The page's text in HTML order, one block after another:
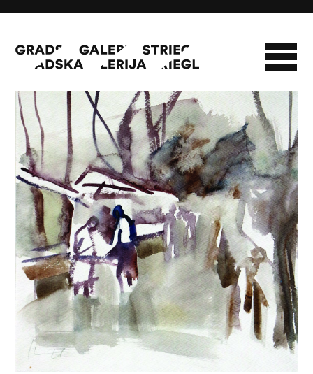
NOVOSTI
O GALERIJI
INFO
SLAVO STRIEGL
ZBIRKA STRIEGL LIKOVNA ZBIRKA
PUBLIKACIJE DOKUMENTI